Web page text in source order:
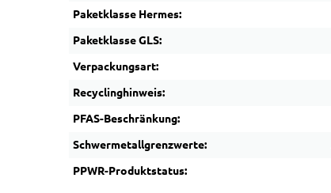
Paketklasse Hermes:
Paketklasse GLS:
Verpackungsart:
Recyclinghinweis:
PFAS-Beschränkung:
Schwermetallgrenzwerte:
PPWR-Produktstatus: